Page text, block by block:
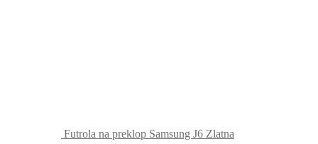
Futrola na preklop Samsung J6 Zlatna